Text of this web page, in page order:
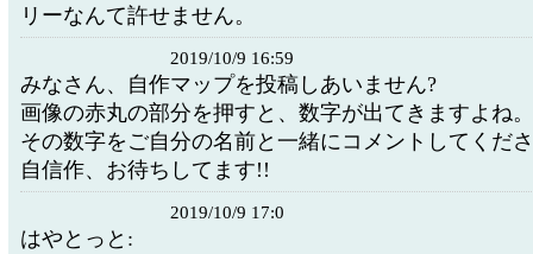
リーなんて許せません。
2019/10/9 16:59
みなさん、自作マップを投稿しあいません?
画像の赤丸の部分を押すと、数字が出てきますよね。
その数字をご自分の名前と一緒にコメントしてくだ
自信作、お待ちしてます!!
2019/10/9 17:0
はやとっと: